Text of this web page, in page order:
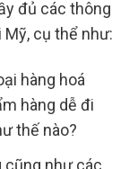
đủ các thông
cụ thể như:
hàng hoá
hàng dễ đi
thế nào?
cũng như các